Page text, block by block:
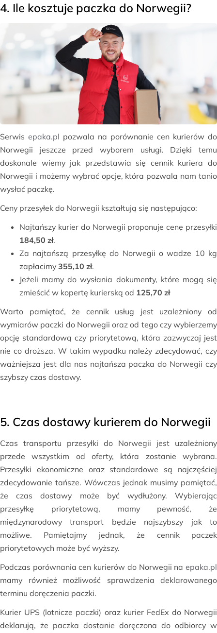
4. Ile kosztuje paczka do Norwegii?
Serwis epaka.pl pozwala na porównanie cen kurierów do
Norwegii jeszcze przed wyborem usługi. Dzięki temu
doskonale wiemy jak przedstawia się cennik kuriera do
Norwegii i możemy wybrać opcję, która pozwala nam tanio
wysłać paczkę.
Ceny przesyłek do Norwegii kształtują się następująco:
Najtańszy kurier do Norwegii proponuje cenę przesyłki
184,50 zł.
Za najtańszą przesyłkę do Norwegii o wadze 10 kg
zapłacimy 355,10 zł.
Jeżeli mamy do wysłania dokumenty, które mogą się
zmieścić w kopertę kurierską od 125,70 zł
Warto pamiętać, że cennik usług jest uzależniony od
wymiarów paczki do Norwegii oraz od tego czy wybierzemy
opcję standardową czy priorytetową, która zazwyczaj jest
nie co droższa. W takim wypadku należy zdecydować, czy
ważniejsza jest dla nas najtańsza paczka do Norwegii czy
szybszy czas dostawy.
5. Czas dostawy kurierem do Norwegii
Czas transportu przesyłki do Norwegii jest uzależniony
przede wszystkim od oferty, która zostanie wybrana.
Przesyłki ekonomiczne oraz standardowe są najczęściej
zdecydowanie tańsze. Wówczas jednak musimy pamiętać,
że czas dostawy może być wydłużony. Wybierając
przesyłkę priorytetową, mamy pewność, że
międzynarodowy transport będzie najszybszy jak to
możliwe. Pamiętajmy jednak, że cennik paczek
priorytetowych może być wyższy.
Podczas porównania cen kurierów do Norwegii na epaka.pl
mamy również możliwość sprawdzenia deklarowanego
terminu doręczenia paczki.
Kurier UPS (lotnicze paczki) oraz kurier FedEx do Norwegii
deklarują, że paczka dostanie doręczona do odbiorcy w